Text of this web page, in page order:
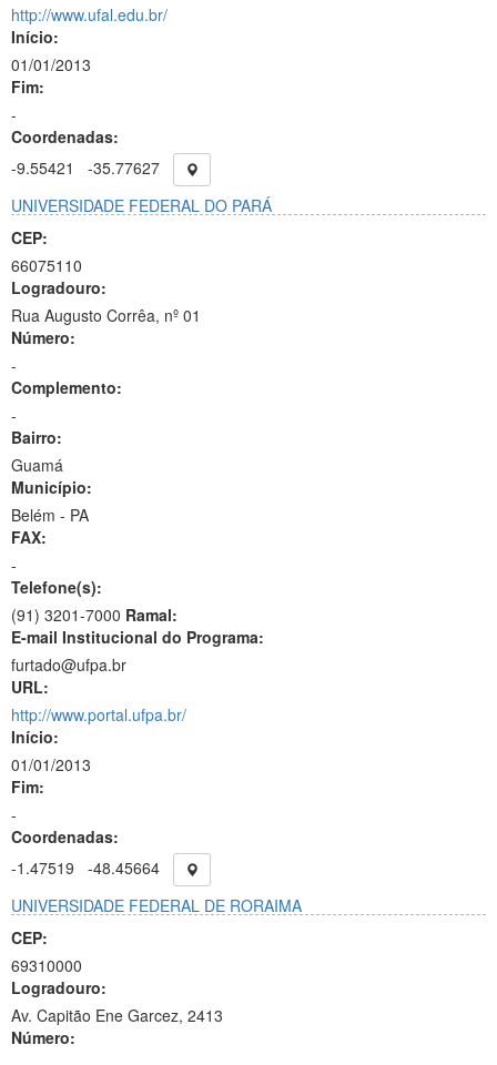
http://www.ufal.edu.br/
Início:
01/01/2013
Fim:
-
Coordenadas:
-9.55421
-35.77627
UNIVERSIDADE FEDERAL DO PARÁ
CEP:
66075110
Logradouro:
Rua Augusto Corrêa, nº 01
Número:
-
Complemento:
-
Bairro:
Guamá
Município:
Belém - PA
FAX:
-
Telefone(s):
(91) 3201-7000 Ramal:
E-mail Institucional do Programa:
furtado@ufpa.br
URL:
http://www.portal.ufpa.br/
Início:
01/01/2013
Fim:
-
Coordenadas:
-1.47519
-48.45664
UNIVERSIDADE FEDERAL DE RORAIMA
CEP:
69310000
Logradouro:
Av. Capitão Ene Garcez, 2413
Número: